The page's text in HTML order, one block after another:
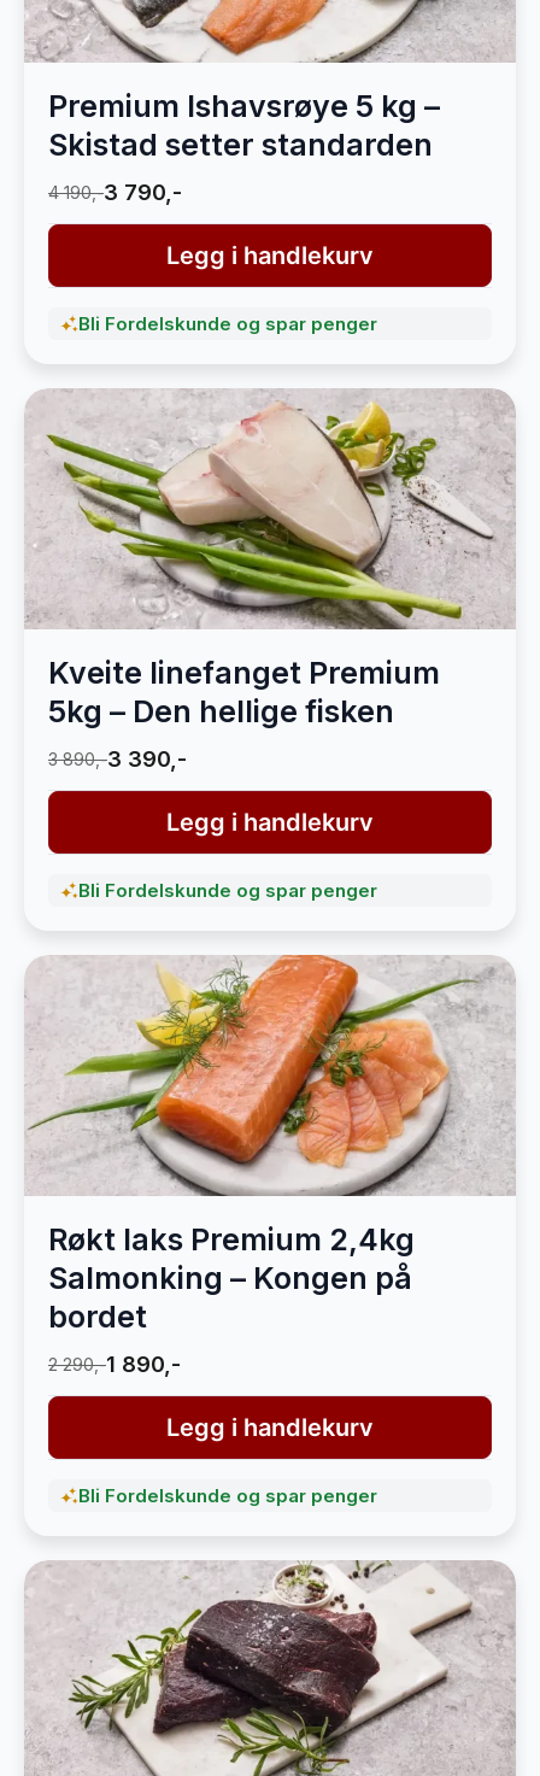
Premium Ishavsrøye 5 kg –
Skistad setter standarden
4 190,-3 790,-
Legg i handlekurv
Bli Fordelskunde og spar penger
Kveite linefanget Premium
5kg – Den hellige fisken
3 890,-3 390,-
Legg i handlekurv
Bli Fordelskunde og spar penger
Røkt laks Premium 2,4kg
Salmonking – Kongen på
bordet
2 290,-1 890,-
Legg i handlekurv
Bli Fordelskunde og spar penger